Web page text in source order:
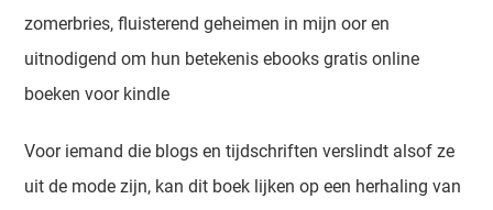
zomerbries, fluisterend geheimen in mijn oor en
uitnodigend om hun betekenis ebooks gratis online
boeken voor kindle
Voor iemand die blogs en tijdschriften verslindt alsof ze
uit de mode zijn, kan dit boek lijken op een herhaling van